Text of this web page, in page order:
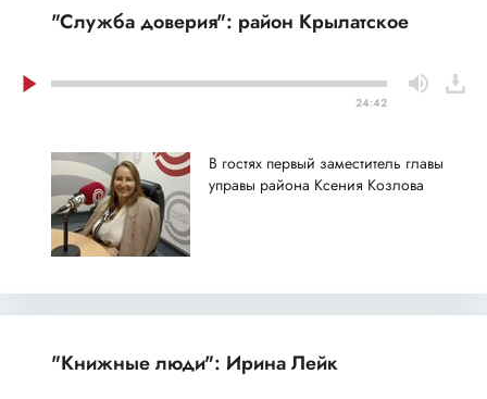
"Служба доверия": район Крылатское
24:42
В гостях первый заместитель главы
управы района Ксения Козлова
"Книжные люди": Ирина Лейк